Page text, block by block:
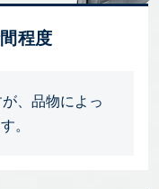
程度
、品物によっ
。